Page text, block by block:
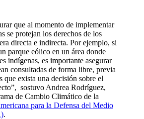
que al momento de implementar
se protejan los derechos de los
directa e indirecta. Por ejemplo, si
parque eólico en un área donde
indígenas, es importante asegurar
consultadas de forma libre, previa
que exista una decisión sobre el
sostuvo Andrea Rodríguez,
de Cambio Climático de la
para la Defensa del Medio
.